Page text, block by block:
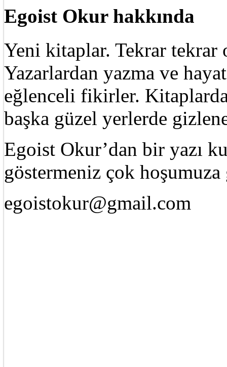
Egoist Okur hakkında
Yeni kitaplar. Tekrar tekrar
Yazarlardan yazma ve
eğlenceli fikirler.
başka güzel yerlerde
Egoist Okur’dan bir yazı
göstermeniz çok
egoistokur@gmail.com